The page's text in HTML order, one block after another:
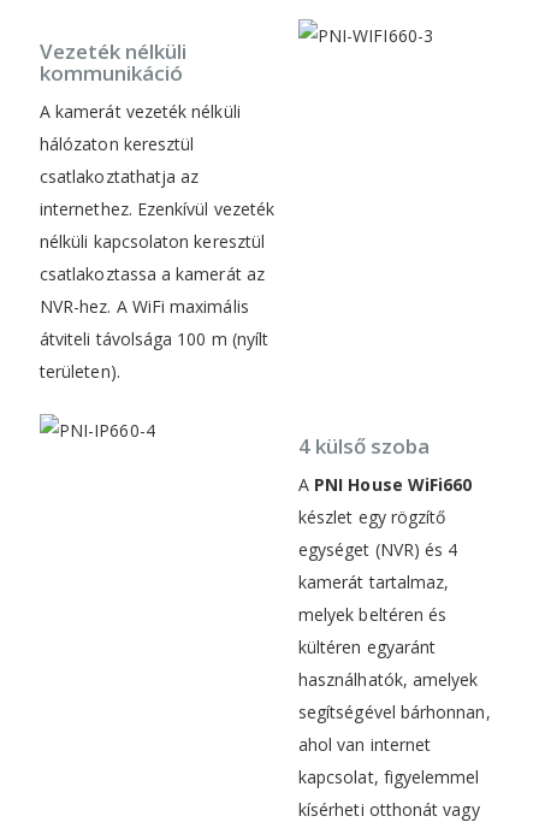
Vezeték nélküli
kommunikáció
A kamerát vezeték nélküli
hálózaton keresztül
csatlakoztathatja az
internethez. Ezenkívül vezeték
nélküli kapcsolaton keresztül
csatlakoztassa a kamerát az
NVR-hez. A WiFi maximális
átviteli távolsága 100 m (nyílt
területen).
4 külső szoba
A PNI House WiFi660
készlet egy rögzítő
egységet (NVR) és 4
kamerát tartalmaz,
melyek beltéren és
kültéren egyaránt
használhatók, amelyek
segítségével bárhonnan,
ahol van internet
kapcsolat, figyelemmel
kísérheti otthonát vagy